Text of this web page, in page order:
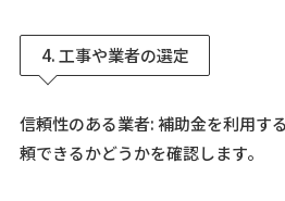
4. 工事や業者の選定
信頼性のある業者: 補助金を利用す
頼できるかどうかを確認します。